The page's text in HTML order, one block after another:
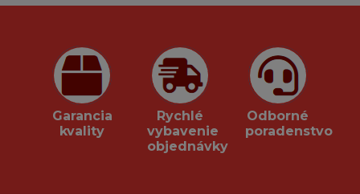
Garancia
kvality
Rychlé
vybavenie
objednávky
Odborné
poradenstvo